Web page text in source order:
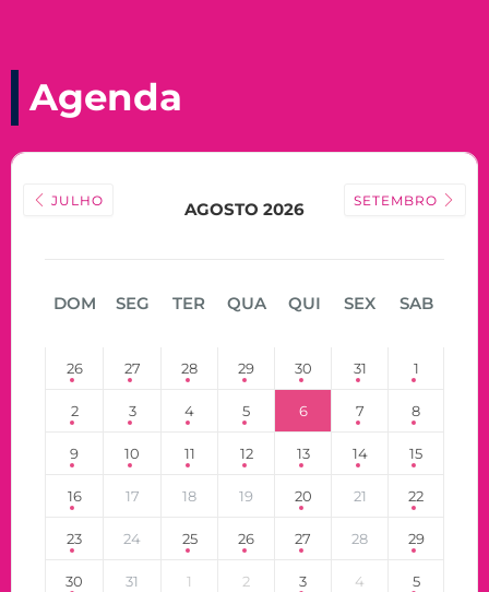
Agenda
JULHO AGOSTO 2026 SETEMBRO
DOM SEG TER QUA QUI SEX SAB
26 27 28 29 30 31 1
2 3 4 5 6 7 8
9 10 11 12 13 14 15
16 17 18 19 20 21 22
23 24 25 26 27 28 29
30 31 1 2 3 4 5